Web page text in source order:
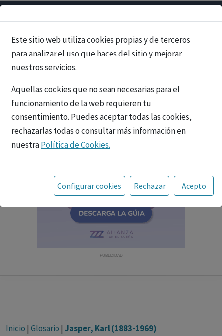
Este sitio web utiliza cookies propias y de terceros
para analizar el uso que haces del sitio y mejorar
nuestros servicios.
Aquellas cookies que no sean necesarias para el
funcionamiento de la web requieren tu
consentimiento. Puedes aceptar todas las cookies,
rechazarlas todas o consultar más información en
nuestraPolítica de Cookies.
Toda la información incluida en la Página Web está
referida a productos del mercado español y, por
tanto, dirigida a profesionales sanitarios legalmente
facultados para prescribir o dispensar medicamentos
con ejercicio profesional. La información técnica de los
fármacos se facilita a título meramente informativo,
Configurar cookies Rechazar Acepto
PUBLICIDAD
Inicio | Glosario | Jasper, Karl (1883-1969)